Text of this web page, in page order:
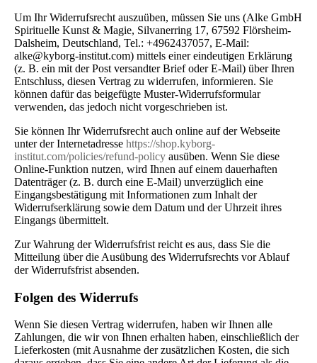
Um Ihr Widerrufsrecht auszuüben, müssen Sie uns (Alke GmbH
Spirituelle Kunst & Magie, Silvanerring 17, 67592 Flörsheim-
Dalsheim, Deutschland, Tel.: +4962437057, E-Mail:
alke@kyborg-institut.com) mittels einer eindeutigen Erklärung
(z. B. ein mit der Post versandter Brief oder E-Mail) über Ihren
Entschluss, diesen Vertrag zu widerrufen, informieren. Sie
können dafür das beigefügte Muster-Widerrufsformular
verwenden, das jedoch nicht vorgeschrieben ist.
Sie können Ihr Widerrufsrecht auch online auf der Webseite
unter der Internetadresse https://shop.kyborg-
institut.com/policies/refund-policy ausüben. Wenn Sie diese
Online-Funktion nutzen, wird Ihnen auf einem dauerhaften
Datenträger (z. B. durch eine E-Mail) unverzüglich eine
Eingangsbestätigung mit Informationen zum Inhalt der
Widerrufserklärung sowie dem Datum und der Uhrzeit ihres
Eingangs übermittelt.
Zur Wahrung der Widerrufsfrist reicht es aus, dass Sie die
Mitteilung über die Ausübung des Widerrufsrechts vor Ablauf
der Widerrufsfrist absenden.
Folgen des Widerrufs
Wenn Sie diesen Vertrag widerrufen, haben wir Ihnen alle
Zahlungen, die wir von Ihnen erhalten haben, einschließlich der
Lieferkosten (mit Ausnahme der zusätzlichen Kosten, die sich